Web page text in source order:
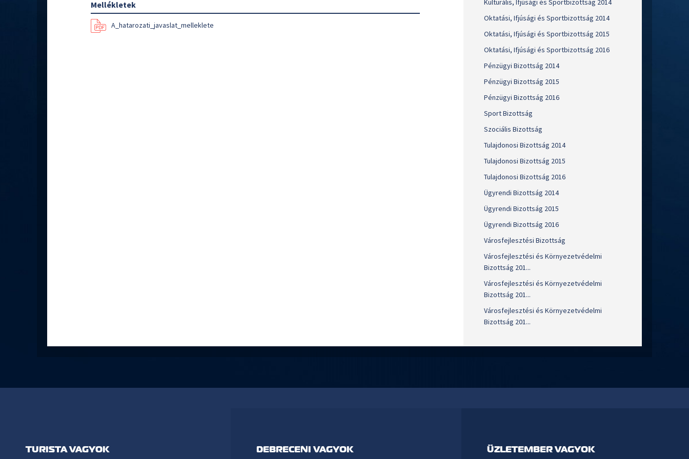
Mellékletek
A_hatarozati_javaslat_melleklete
Kulturális, Ifjúsági és Sportbizottság 2014
Oktatási, Ifjúsági és Sportbizottság 2014
Oktatási, Ifjúsági és Sportbizottság 2015
Oktatási, Ifjúsági és Sportbizottság 2016
Pénzügyi Bizottság 2014
Pénzügyi Bizottság 2015
Pénzügyi Bizottság 2016
Sport Bizottság
Szociális Bizottság
Tulajdonosi Bizottság 2014
Tulajdonosi Bizottság 2015
Tulajdonosi Bizottság 2016
Ügyrendi Bizottság 2014
Ügyrendi Bizottság 2015
Ügyrendi Bizottság 2016
Városfejlesztési Bizottság
Városfejlesztési és Környezetvédelmi
Bizottság 201...
Városfejlesztési és Környezetvédelmi
Bizottság 201...
Városfejlesztési és Környezetvédelmi
Bizottság 201...
TURISTA VAGYOK DEBRECENI VAGYOK ÜZLETEMBER VAGYOK